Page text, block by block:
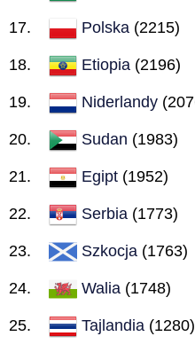
Polska (2215)
Etiopia (2196)
Niderlandy
Sudan (1983)
Egipt (1952)
Serbia (1773)
Szkocja (1763)
Walia (1748)
Tajlandia (1280)